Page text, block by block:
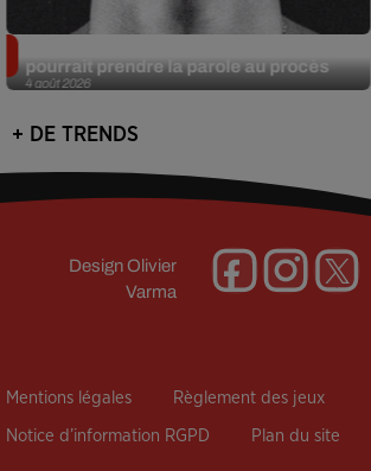
4 août 2026
pourrait prendre la parole au procès
+ DE TRENDS
Design Olivier
Varma
Mentions légales Règlement des jeux
Notice d’information RGPD Plan du site